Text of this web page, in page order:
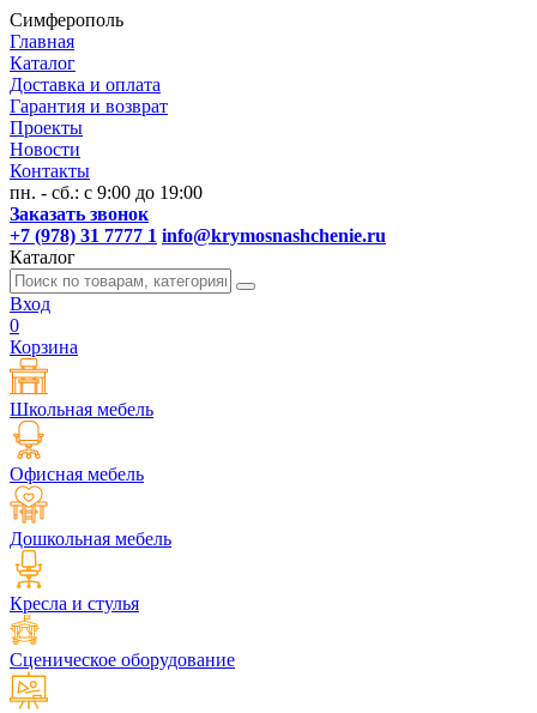
Симферополь
Главная
Каталог
Доставка и оплата
Гарантия и возврат
Проекты
Новости
Контакты
пн. - сб.: с 9:00 до 19:00
Заказать звонок
+7 (978) 31 7777 1 info@krymosnashchenie.ru
Каталог
Вход
0
Корзина
Школьная мебель
Офисная мебель
Дошкольная мебель
Кресла и стулья
Сценическое оборудование